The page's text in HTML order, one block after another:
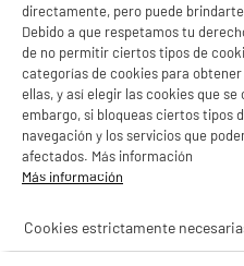
Rechazar todas
directamente, pero puede
Debido a que respetamos tu
de no permitir ciertos tipos de
categorías de cookies para
ellas, y así elegir las cookies que
embargo, si bloqueas ciertos tipos
navegación y los servicios que
afectados. Más información
Más información
Cookies estrictamente